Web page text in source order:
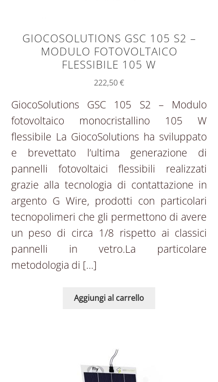
GIOCOSOLUTIONS GSC 105 S2 –
MODULO FOTOVOLTAICO
FLESSIBILE 105 W
222,50€
GiocoSolutions GSC 105 S2 – Modulo
fotovoltaico monocristallino 105 W
flessibile La GiocoSolutions ha sviluppato
e brevettato l’ultima generazione di
pannelli fotovoltaici flessibili realizzati
grazie alla tecnologia di contattazione in
argento G Wire, prodotti con particolari
tecnopolimeri che gli permettono di avere
un peso di circa 1/8 rispetto ai classici
pannelli in vetro.La particolare
metodologia di […]
Aggiungi al carrello